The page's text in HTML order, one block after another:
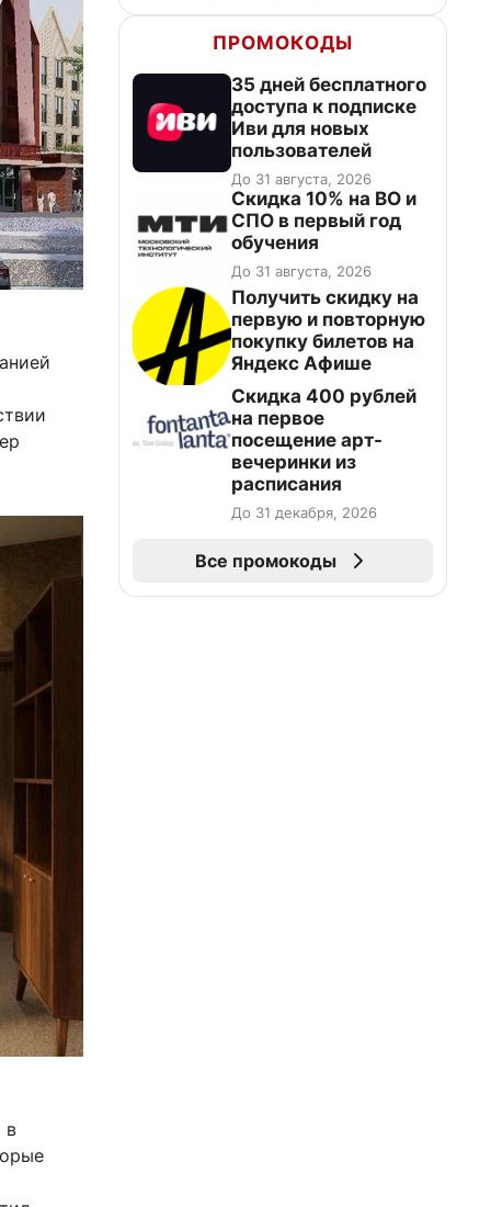
в
ПРОМОКОДЫ
35 дней бесплатного
доступа к подписке
Иви для новых
пользователей
До 31 августа, 2026
Скидка 10% на ВО и
СПО в первый год
обучения
До 31 августа, 2026
Получить скидку на
первую и повторную
покупку билетов на
Яндекс Афише
Cкидка 400 рублей
на первое
посещение арт-
вечеринки из
расписания
До 31 декабря, 2026
Все промокоды